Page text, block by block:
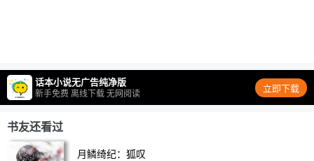
话本小说无广告纯净版
新手免费 离线下载 无网阅读 立即下载
书友还看过
月鳞绮纪：狐叹